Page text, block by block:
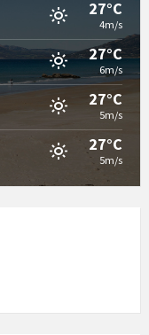
27°C
4m/s
27°C
6m/s
27°C
5m/s
27°C
5m/s